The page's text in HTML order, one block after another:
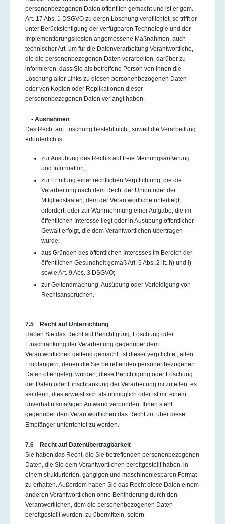
personenbezogenen Daten öffentlich gemacht und ist er gem.
Art. 17 Abs. 1 DSGVO zu deren Löschung verpflichtet, so trifft er
unter Berücksichtigung der verfügbaren Technologie und der
Implementierungskosten angemessene Maßnahmen, auch
technischer Art, um für die Datenverarbeitung Verantwortliche,
die die personenbezogenen Daten verarbeiten, darüber zu
informieren, dass Sie als betroffene Person von ihnen die
Löschung aller Links zu diesen personenbezogenen Daten
oder von Kopien oder Replikationen dieser
personenbezogenen Daten verlangt haben.
• Ausnahmen
Das Recht auf Löschung besteht nicht, soweit die Verarbeitung
erforderlich ist
zur Ausübung des Rechts auf freie Meinungsäußerung
und Information;
zur Erfüllung einer rechtlichen Verpflichtung, die die
Verarbeitung nach dem Recht der Union oder der
Mitgliedstaaten, dem der Verantwortliche unterliegt,
erfordert, oder zur Wahrnehmung einer Aufgabe, die im
öffentlichen Interesse liegt oder in Ausübung öffentlicher
Gewalt erfolgt, die dem Verantwortlichen übertragen
wurde;
aus Gründen des öffentlichen Interesses im Bereich der
öffentlichen Gesundheit gemäß Art. 9 Abs. 2 lit. h) und i)
sowie Art. 9 Abs. 3 DSGVO;
zur Geltendmachung, Ausübung oder Verteidigung von
Rechtsansprüchen.
7.5 Recht auf Unterrichtung
Haben Sie das Recht auf Berichtigung, Löschung oder
Einschränkung der Verarbeitung gegenüber dem
Verantwortlichen geltend gemacht, ist dieser verpflichtet, allen
Empfängern, denen die Sie betreffenden personenbezogenen
Daten offengelegt wurden, diese Berichtigung oder Löschung
der Daten oder Einschränkung der Verarbeitung mitzuteilen, es
sei denn, dies erweist sich als unmöglich oder ist mit einem
unverhältnismäßigen Aufwand verbunden. Ihnen steht
gegenüber dem Verantwortlichen das Recht zu, über diese
Empfänger unterrichtet zu werden.
7.6 Recht auf Datenübertragbarkeit
Sie haben das Recht, die Sie betreffenden personenbezogenen
Daten, die Sie dem Verantwortlichen bereitgestellt haben, in
einem strukturierten, gängigen und maschinenlesbaren Format
zu erhalten. Außerdem haben Sie das Recht diese Daten einem
anderen Verantwortlichen ohne Behinderung durch den
Verantwortlichen, dem die personenbezogenen Daten
bereitgestellt wurden, zu übermitteln, sofern